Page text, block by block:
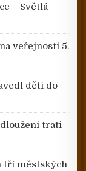
– Světlá
veřejnosti 5.
děti do
trati
tří městských